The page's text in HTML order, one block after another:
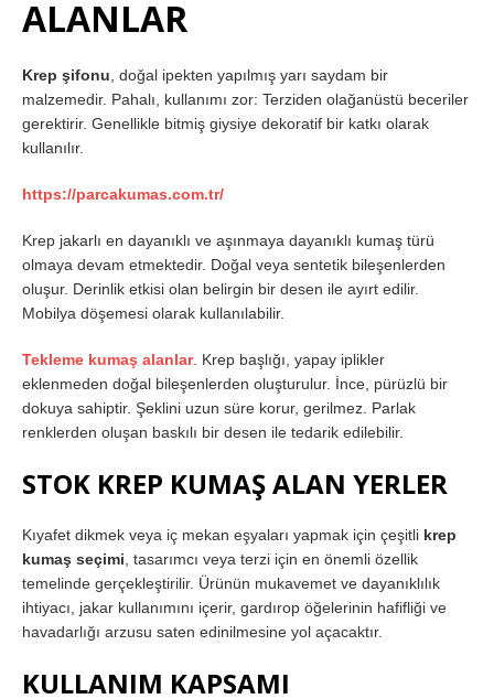
ALANLAR
Krep şifonu , doğal ipekten yapılmış yarı saydam bir
malzemedir. Pahalı, kullanımı zor: Terziden olağanüstü beceriler
gerektirir. Genellikle bitmiş giysiye dekoratif bir katkı olarak
kullanılır.
https://parcakumas.com.tr/
Krep jakarlı en dayanıklı ve aşınmaya dayanıklı kumaş türü
olmaya devam etmektedir. Doğal veya sentetik bileşenlerden
oluşur. Derinlik etkisi olan belirgin bir desen ile ayırt edilir.
Mobilya döşemesi olarak kullanılabilir.
Tekleme kumaş alanlar. Krep başlığı, yapay iplikler
eklenmeden doğal bileşenlerden oluşturulur. İnce, pürüzlü bir
dokuya sahiptir. Şeklini uzun süre korur, gerilmez. Parlak
renklerden oluşan baskılı bir desen ile tedarik edilebilir.
STOK KREP KUMAŞ ALAN YERLER
Kıyafet dikmek veya iç mekan eşyaları yapmak için çeşitli krep
kumaş seçimi , tasarımcı veya terzi için en önemli özellik
temelinde gerçekleştirilir. Ürünün mukavemet ve dayanıklılık
ihtiyacı, jakar kullanımını içerir, gardırop öğelerinin hafifliği ve
havadarlığı arzusu saten edinilmesine yol açacaktır.
KULLANIM KAPSAMI